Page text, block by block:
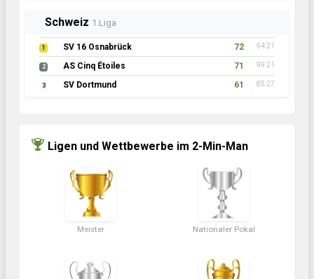
Schweiz 1.Liga
1 SV 16 Osnabrück 72 94:21
2 AS Cinq Étoiles 71 99:21
3 SV Dortmund 61 85:27
Ligen und Wettbewerbe im 2-Min-Man
Meister Nationaler Pokal